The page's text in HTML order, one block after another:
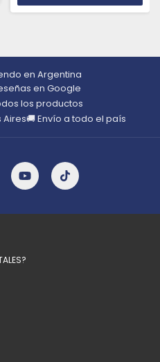
en Argentina
en Google
los productos
Aires🚚 Envío a todo el país